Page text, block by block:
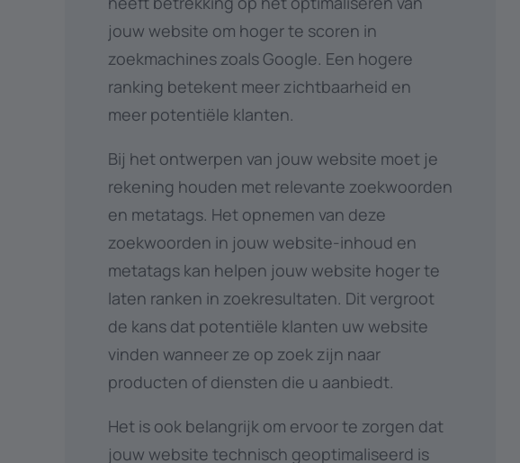
jouw website om hoger te scoren in
zoekmachines zoals Google. Een hogere
ranking betekent meer zichtbaarheid en
meer potentiële klanten.
Bij het ontwerpen van jouw website moet je
rekening houden met relevante zoekwoorden
en metatags. Het opnemen van deze
zoekwoorden in jouw website-inhoud en
metatags kan helpen jouw website hoger te
laten ranken in zoekresultaten. Dit vergroot
de kans dat potentiële klanten uw website
vinden wanneer ze op zoek zijn naar
producten of diensten die u aanbiedt.
Het is ook belangrijk om ervoor te zorgen dat
jouw website technisch geoptimaliseerd is